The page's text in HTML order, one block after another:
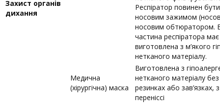
Захист органів
дихання
Респіратор повинен
носовим зажимом
носовим обтюратором.
частина респіратора
виготовлена з м’якого
нетканого матеріалу.
Медична
(хірургічна) маска
Виготовлена з
нетканого матеріалу
резинках або зав’язках,
переніссі